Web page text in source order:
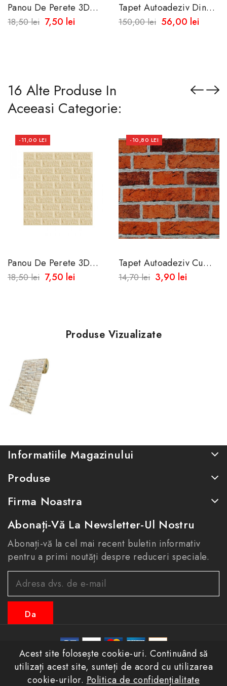
Panou De Perete 3D
Autoadeziv Din Spuma
Moale
18,50 lei 7,50 lei
Tapet Autoadeziv Din
PVC Cu Aspect De
Piatra Naturala 10 Metri
150,00 lei 56,00 lei
16 Alte Produse In
Aceeasi Categorie:
-11,00 LEI
Panou De Perete 3D
Autoadeziv Din Spuma
Moale
18,50 lei 7,50 lei
-10,80 LEI
Tapet Autoadeziv Cu
Aspect De Caramida
Texturat 50x45 Cm -
14,70 lei 3,90 lei
Produse Vizualizate
Informatiile Magazinului
Produse
Firma Noastra
Abonați-Vă La Newsletter-Ul Nostru
Abonați-vă la cel mai recent buletin informativ
pentru a primi noutăți despre reduceri speciale.
Acest site folosește cookie-uri. Continuând să
utilizați acest site, sunteți de acord cu utilizarea
cookie-urilor. Politica de confidențialitate
© 2026 - eastconfort.ro toate drepturile rezervate